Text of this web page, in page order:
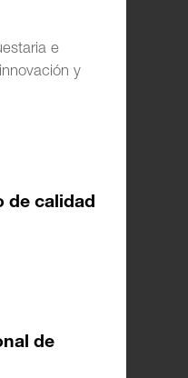
e
y
de calidad
de